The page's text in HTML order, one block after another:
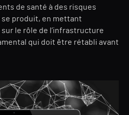
de santé à des risques
se produit, en mettant
le rôle de l’infrastructure
qui doit être rétabli avant